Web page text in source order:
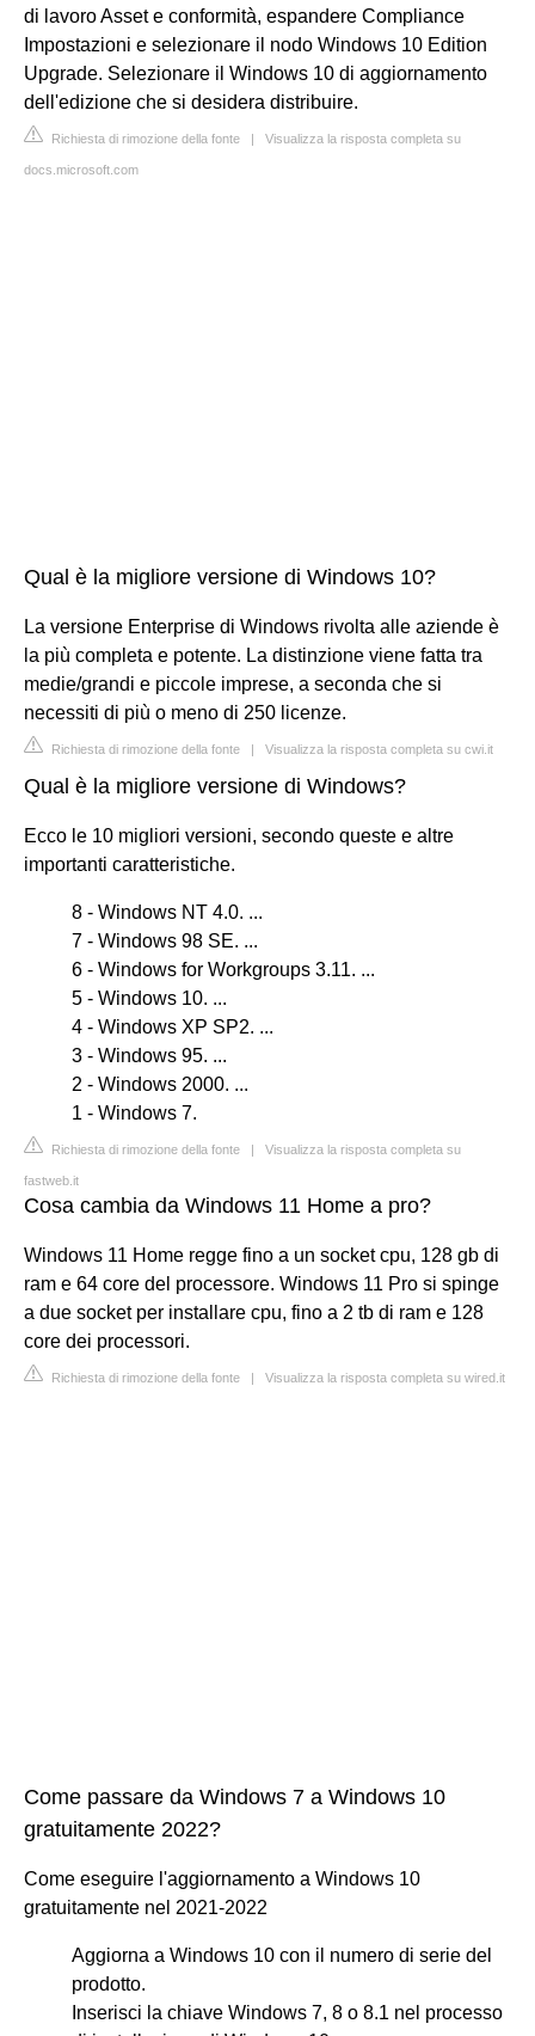
di lavoro Asset e conformità, espandere Compliance
Impostazioni e selezionare il nodo Windows 10 Edition
Upgrade. Selezionare il Windows 10 di aggiornamento
dell'edizione che si desidera distribuire.
Richiesta di rimozione della fonte | Visualizza la risposta completa su
docs.microsoft.com
Qual è la migliore versione di Windows 10?
La versione Enterprise di Windows rivolta alle aziende è
la più completa e potente. La distinzione viene fatta tra
medie/grandi e piccole imprese, a seconda che si
necessiti di più o meno di 250 licenze.
Richiesta di rimozione della fonte | Visualizza la risposta completa su cwi.it
Qual è la migliore versione di Windows?
Ecco le 10 migliori versioni, secondo queste e altre
importanti caratteristiche.
8 - Windows NT 4.0. ...
7 - Windows 98 SE. ...
6 - Windows for Workgroups 3.11. ...
5 - Windows 10. ...
4 - Windows XP SP2. ...
3 - Windows 95. ...
2 - Windows 2000. ...
1 - Windows 7.
Richiesta di rimozione della fonte | Visualizza la risposta completa su
fastweb.it
Cosa cambia da Windows 11 Home a pro?
Windows 11 Home regge fino a un socket cpu, 128 gb di
ram e 64 core del processore. Windows 11 Pro si spinge
a due socket per installare cpu, fino a 2 tb di ram e 128
core dei processori.
Richiesta di rimozione della fonte | Visualizza la risposta completa su wired.it
Come passare da Windows 7 a Windows 10
gratuitamente 2022?
Come eseguire l'aggiornamento a Windows 10
gratuitamente nel 2021-2022
Aggiorna a Windows 10 con il numero di serie del
prodotto.
Inserisci la chiave Windows 7, 8 o 8.1 nel processo